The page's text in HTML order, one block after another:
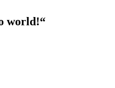
world!“